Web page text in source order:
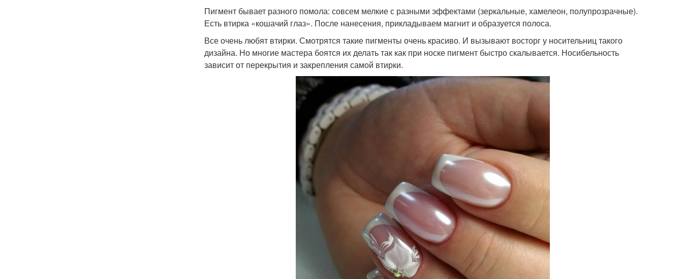
Пигмент бывает разного помола: совсем мелкие с разными эффектами (зеркальные, хамелеон, полупрозрачные).
Есть втирка «кошачий глаз». После нанесения, прикладываем магнит и образуется полоса.
Все очень любят втирки. Смотрятся такие пигменты очень красиво. И вызывают восторг у носительниц такого
дизайна. Но многие мастера боятся их делать так как при носке пигмент быстро скалывается. Носибельность
зависит от перекрытия и закрепления самой втирки.